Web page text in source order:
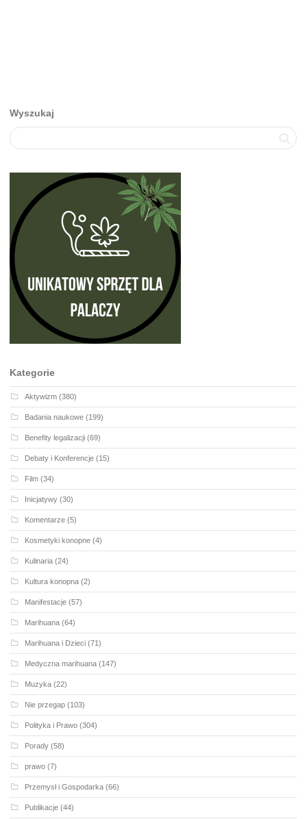
Wyszukaj
Kategorie
Aktywizm (380)
Badania naukowe (199)
Benefity legalizacji (69)
Debaty i Konferencje (15)
Film (34)
Inicjatywy (30)
Komentarze (5)
Kosmetyki konopne (4)
Kulinaria (24)
Kultura konopna (2)
Manifestacje (57)
Marihuana (64)
Marihuana i Dzieci (71)
Medyczna marihuana (147)
Muzyka (22)
Nie przegap (103)
Polityka i Prawo (304)
Porady (58)
prawo (7)
Przemysł i Gospodarka (66)
Publikacje (44)